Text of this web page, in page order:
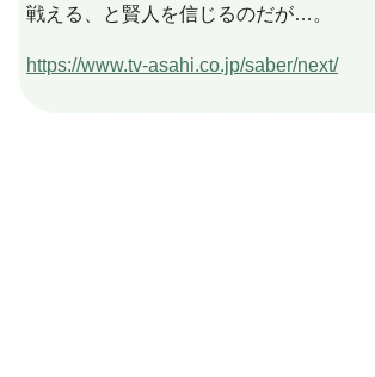
戦える、と賢人を信じるのだが…。
https://www.tv-asahi.co.jp/saber/next/